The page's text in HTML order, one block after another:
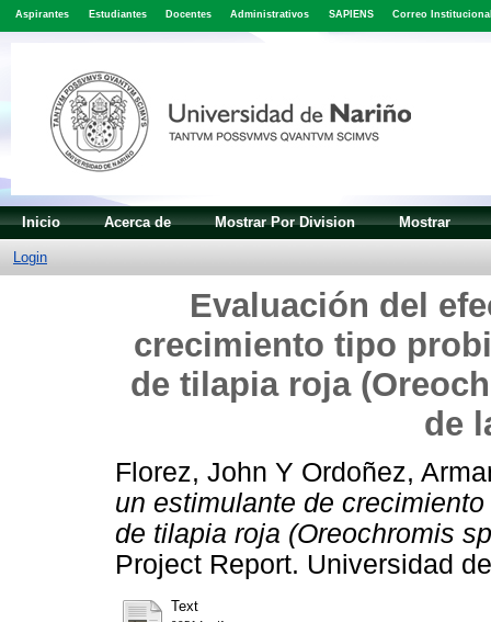
Aspirantes Estudiantes Docentes Administrativos SAPIENS Correo
Inicio Acerca de Mostrar Por Division Mostrar
Login
Evaluación del
crecimiento tipo
de tilapia roja
de
Florez, John Y Ordoñez,
un estimulante de
de tilapia roja (Oreochromis
Project Report. Universidad
Text